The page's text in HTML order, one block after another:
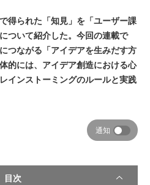
得られた「知見」を「ユーザー課
ついて紹介した。今回の連載で
つながる「アイデアを生みだす方
的には、アイデア創造における心
インストーミングのルールと実践
通知
目次